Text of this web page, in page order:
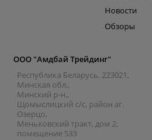
Новости
Обзоры
ООО "Амдбай Трейдинг"
Республика Беларусь, 223021,
Минская обл.,
Минский р-н.,
Щомыслицкий с/с, район аг.
Озерцо,
Меньковский тракт, дом 2,
помещение 533